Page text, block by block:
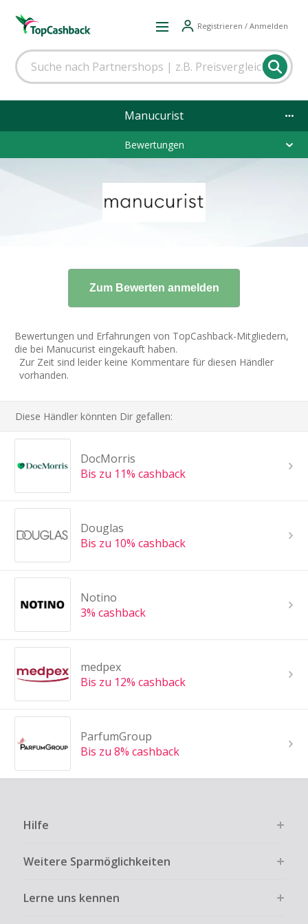
Registrieren / Anmelden
Manucurist
Bewertungen
Bewertungen und Erfahrungen von TopCashback-Mitgliedern,
die bei Manucurist eingekauft haben.
Zur Zeit sind leider keine Kommentare für diesen Händler
vorhanden.
Diese Händler könnten Dir gefallen:
DocMorris
Bis zu 11% cashback
Douglas
Bis zu 10% cashback
Notino
3% cashback
medpex
Bis zu 12% cashback
ParfumGroup
Bis zu 8% cashback
Hilfe
Weitere Sparmöglichkeiten
Lerne uns kennen